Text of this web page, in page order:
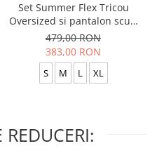
Set Summer Flex Tricou
Oversized si pantalon scurt
Baggy Black
479,00 RON
383,00 RON
S M L XL
REDUCERI: